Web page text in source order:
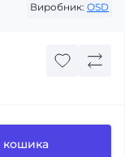
Виробник: ОSD
кошика